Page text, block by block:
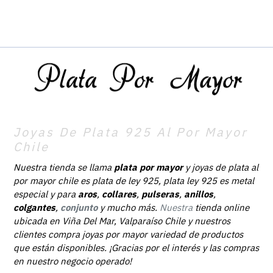
Joyas De Plata 925 Al Por Mayor
Chile
Nuestra tienda se llama plata por mayory joyas de plata al
por mayor chile es plata de ley 925, plata ley 925 es metal
especial y para aros, collares, pulseras, anillos,
colgantes, conjunto y mucho más. Nuestra tienda online
ubicada en Viña Del Mar, Valparaíso Chile y nuestros
clientes compra joyas por mayor variedad de productos
que están disponibles. ¡Gracias por el interés y las compras
en nuestro negocio operado!